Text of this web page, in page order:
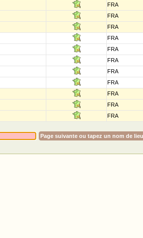
FRA
FRA
FRA
FRA
FRA
FRA
FRA
FRA
FRA
FRA
FRA